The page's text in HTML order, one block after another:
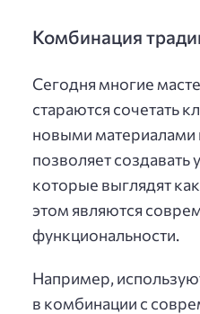
Комбинация
Сегодня многие
стараются сочетать
новыми материалами
позволяет создавать
которые выглядят
этом являются
функциональности.
Например,
в комбинации с